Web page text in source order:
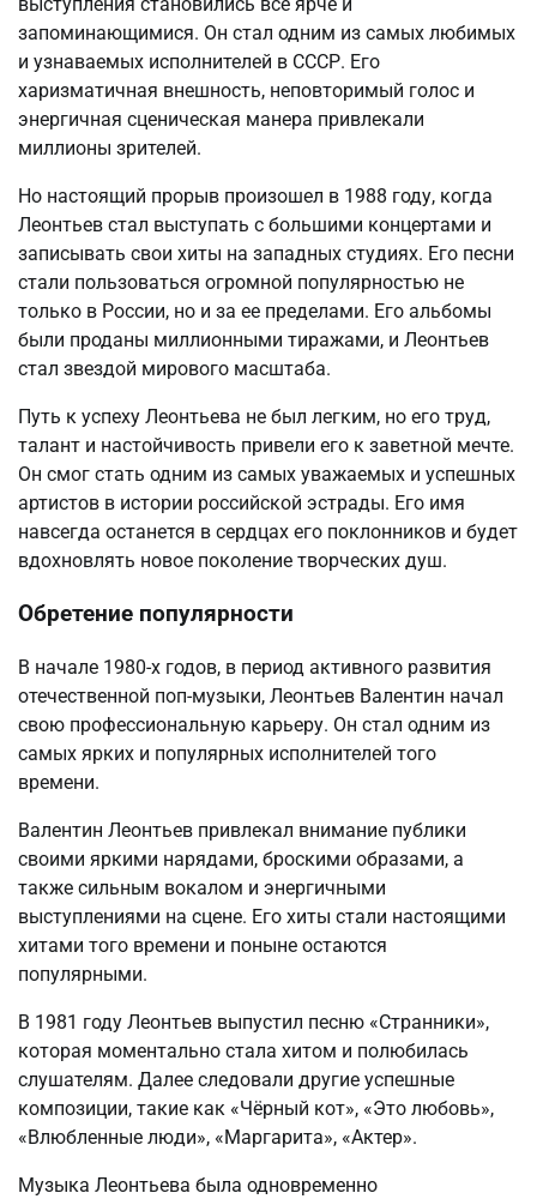
запоминающимися. Он стал одним из самых любимых
и узнаваемых исполнителей в СССР. Его
харизматичная внешность, неповторимый голос и
энергичная сценическая манера привлекали
миллионы зрителей.
Но настоящий прорыв произошел в 1988 году, когда
Леонтьев стал выступать с большими концертами и
записывать свои хиты на западных студиях. Его песни
стали пользоваться огромной популярностью не
только в России, но и за ее пределами. Его альбомы
были проданы миллионными тиражами, и Леонтьев
стал звездой мирового масштаба.
Путь к успеху Леонтьева не был легким, но его труд,
талант и настойчивость привели его к заветной мечте.
Он смог стать одним из самых уважаемых и успешных
артистов в истории российской эстрады. Его имя
навсегда останется в сердцах его поклонников и будет
вдохновлять новое поколение творческих душ.
Обретение популярности
В начале 1980-х годов, в период активного развития
отечественной поп-музыки, Леонтьев Валентин начал
свою профессиональную карьеру. Он стал одним из
самых ярких и популярных исполнителей того
времени.
Валентин Леонтьев привлекал внимание публики
своими яркими нарядами, броскими образами, а
также сильным вокалом и энергичными
выступлениями на сцене. Его хиты стали настоящими
хитами того времени и поныне остаются
популярными.
В 1981 году Леонтьев выпустил песню «Странники»,
которая моментально стала хитом и полюбилась
слушателям. Далее следовали другие успешные
композиции, такие как «Чёрный кот», «Это любовь»,
«Влюбленные люди», «Маргарита», «Актер».
Музыка Леонтьева была одновременно